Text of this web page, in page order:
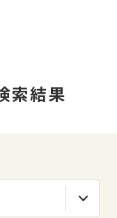
索結果